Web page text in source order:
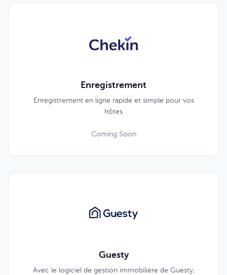
Enregistrement
Enregistrement en ligne rapide et simple pour vos
hôtes
Coming Soon
Guesty
Avec le logiciel de gestion immobilière de Guesty,